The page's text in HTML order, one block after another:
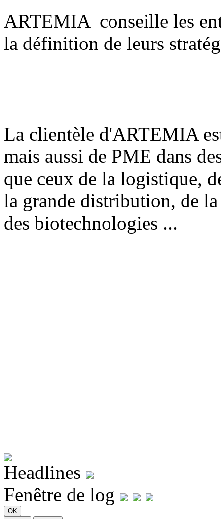
ARTEMIA conseille les
la définition de leurs
La clientèle d'ARTEMIA
mais aussi de PME dans
que ceux de la logistique,
la grande distribution, de
des biotechnologies ...
Headlines
Fenêtre de log